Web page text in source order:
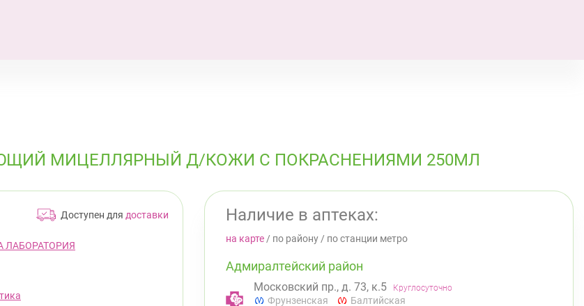
МИЦЕЛЛЯРНЫЙ Д/КОЖИ С ПОКРАСНЕНИЯМИ 250МЛ
Доступен для доставки
ЛАБОРАТОРИЯ
Наличие в аптеках:
на карте / по району / по станции метро
Адмиралтейский район
Московский пр., д. 73, к.5 Круглосуточно
Фрунзенская
Балтийская